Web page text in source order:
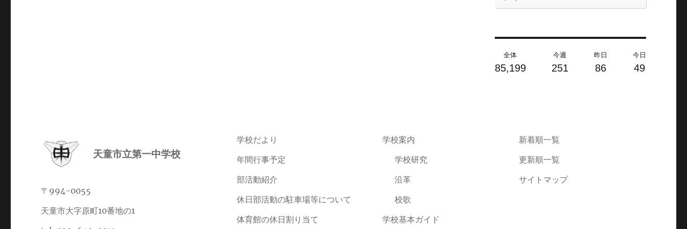
全体
85,199
今週
251
昨日
86
今日
49
天童市立第一中学校
〒994-0055
天童市大字原町10番地の1
学校だより
年間行事予定
部活動紹介
休日部活動の駐車場等について
体育館の休日割り当て
学校案内
学校研究
沿革
校歌
学校基本ガイド
新着順一覧
更新順一覧
サイトマップ